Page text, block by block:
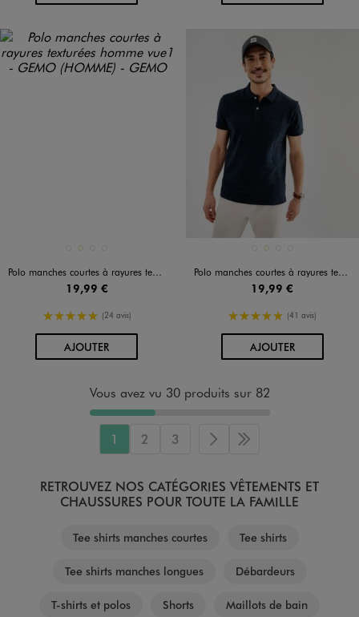
Polo manches courtes à rayures texturées homme
19,99 €
5/5 de moyenne
(24 avis)
AJOUTERAU PANIER
Polo manches courtes à rayures texturées homme
19,99 €
5/5 de moyenne
(41 avis)
AJOUTERAU PANIER
Vous avez vu 30 produits sur 82
1 2 3 Page suivante
Dernière page
RETROUVEZ NOS CATÉGORIES VÊTEMENTS ET
CHAUSSURES POUR TOUTE LA FAMILLE
Tee shirts manches courtes Tee shirts
Tee shirts manches longues Débardeurs
T-shirts et polos Shorts Maillots de bain